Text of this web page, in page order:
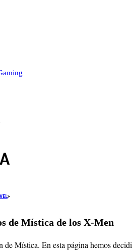
>
de Mística de los X-Men
de Mística. En esta página hemos